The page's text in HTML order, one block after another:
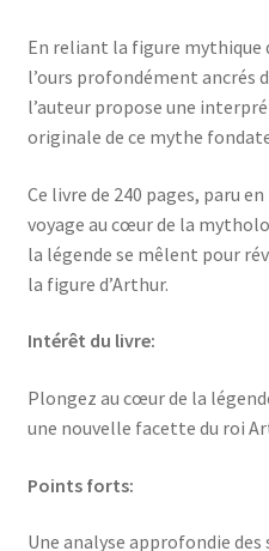
En reliant la figure mythique
l’ours profondément ancrés
l’auteur propose une
originale de ce mythe
Ce livre de 240 pages, paru
voyage au cœur de la
la légende se mêlent pour
la figure d’Arthur.
Intérêt du livre:
Plongez au cœur de la
une nouvelle facette du roi
Points forts:
Une analyse approfondie